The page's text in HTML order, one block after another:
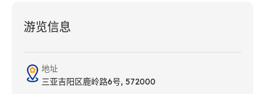
游览信息
地址
三亚吉阳区鹿岭路6号, 572000